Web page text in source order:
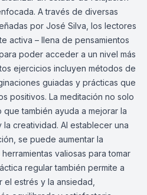
A través de diversas
por José Silva, los lectores
activa – llena de pensamientos
poder acceder a un nivel más
ejercicios incluyen métodos de
guiadas y prácticas que
positivos. La meditación no solo
también ayuda a mejorar la
creatividad. Al establecer una
se puede aumentar la
valiosas para tomar
regular también permite a
el estrés y la ansiedad,